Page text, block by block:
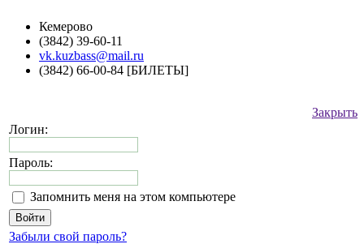
Кемерово
(3842) 39-60-11
vk.kuzbass@mail.ru
(3842) 66-00-84 [БИЛЕТЫ]
Закрыть
Логин:
Пароль:
Запомнить меня на этом компьютере
Забыли свой пароль?